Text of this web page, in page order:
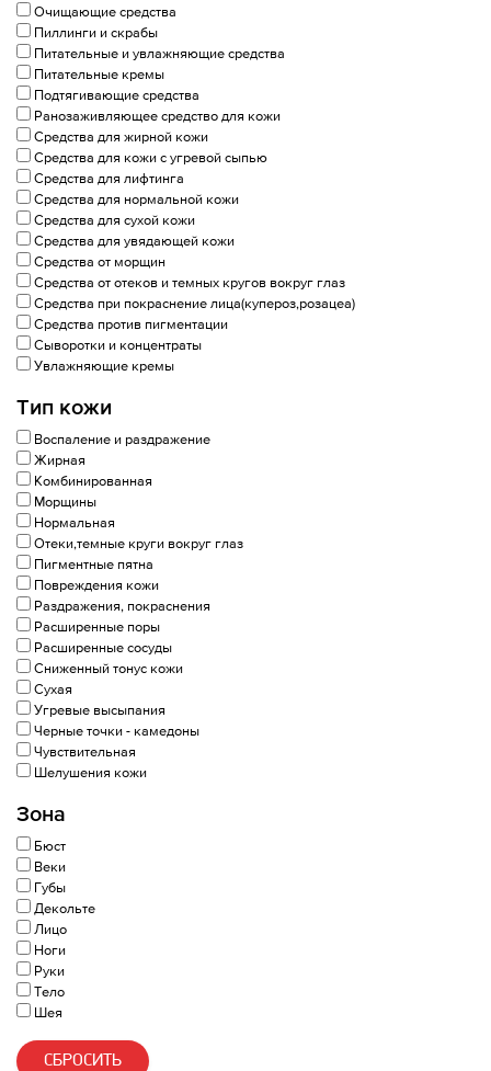
Очищающие средства
Пиллинги и скрабы
Питательные и увлажняющие средства
Питательные кремы
Подтягивающие средства
Ранозаживляющее средство для кожи
Средства для жирной кожи
Средства для кожи с угревой сыпью
Средства для лифтинга
Средства для нормальной кожи
Средства для сухой кожи
Средства для увядающей кожи
Средства от морщин
Средства от отеков и темных кругов вокруг глаз
Средства при покраснение лица(купероз,розацеа)
Средства против пигментации
Сыворотки и концентраты
Увлажняющие кремы
Тип кожи
Воспаление и раздражение
Жирная
Комбинированная
Морщины
Нормальная
Отеки,темные круги вокруг глаз
Пигментные пятна
Повреждения кожи
Раздражения, покраснения
Расширенные поры
Расширенные сосуды
Сниженный тонус кожи
Сухая
Угревые высыпания
Черные точки - камедоны
Чувствительная
Шелушения кожи
Зона
Бюст
Веки
Губы
Декольте
Лицо
Ноги
Руки
Тело
Шея
СБРОСИТЬ